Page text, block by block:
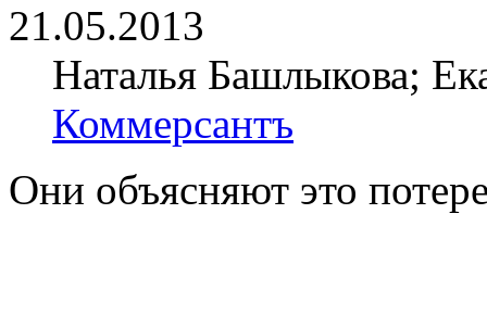
21.05.2013
Наталья Башлыкова;
Коммерсантъ
Они объясняют это